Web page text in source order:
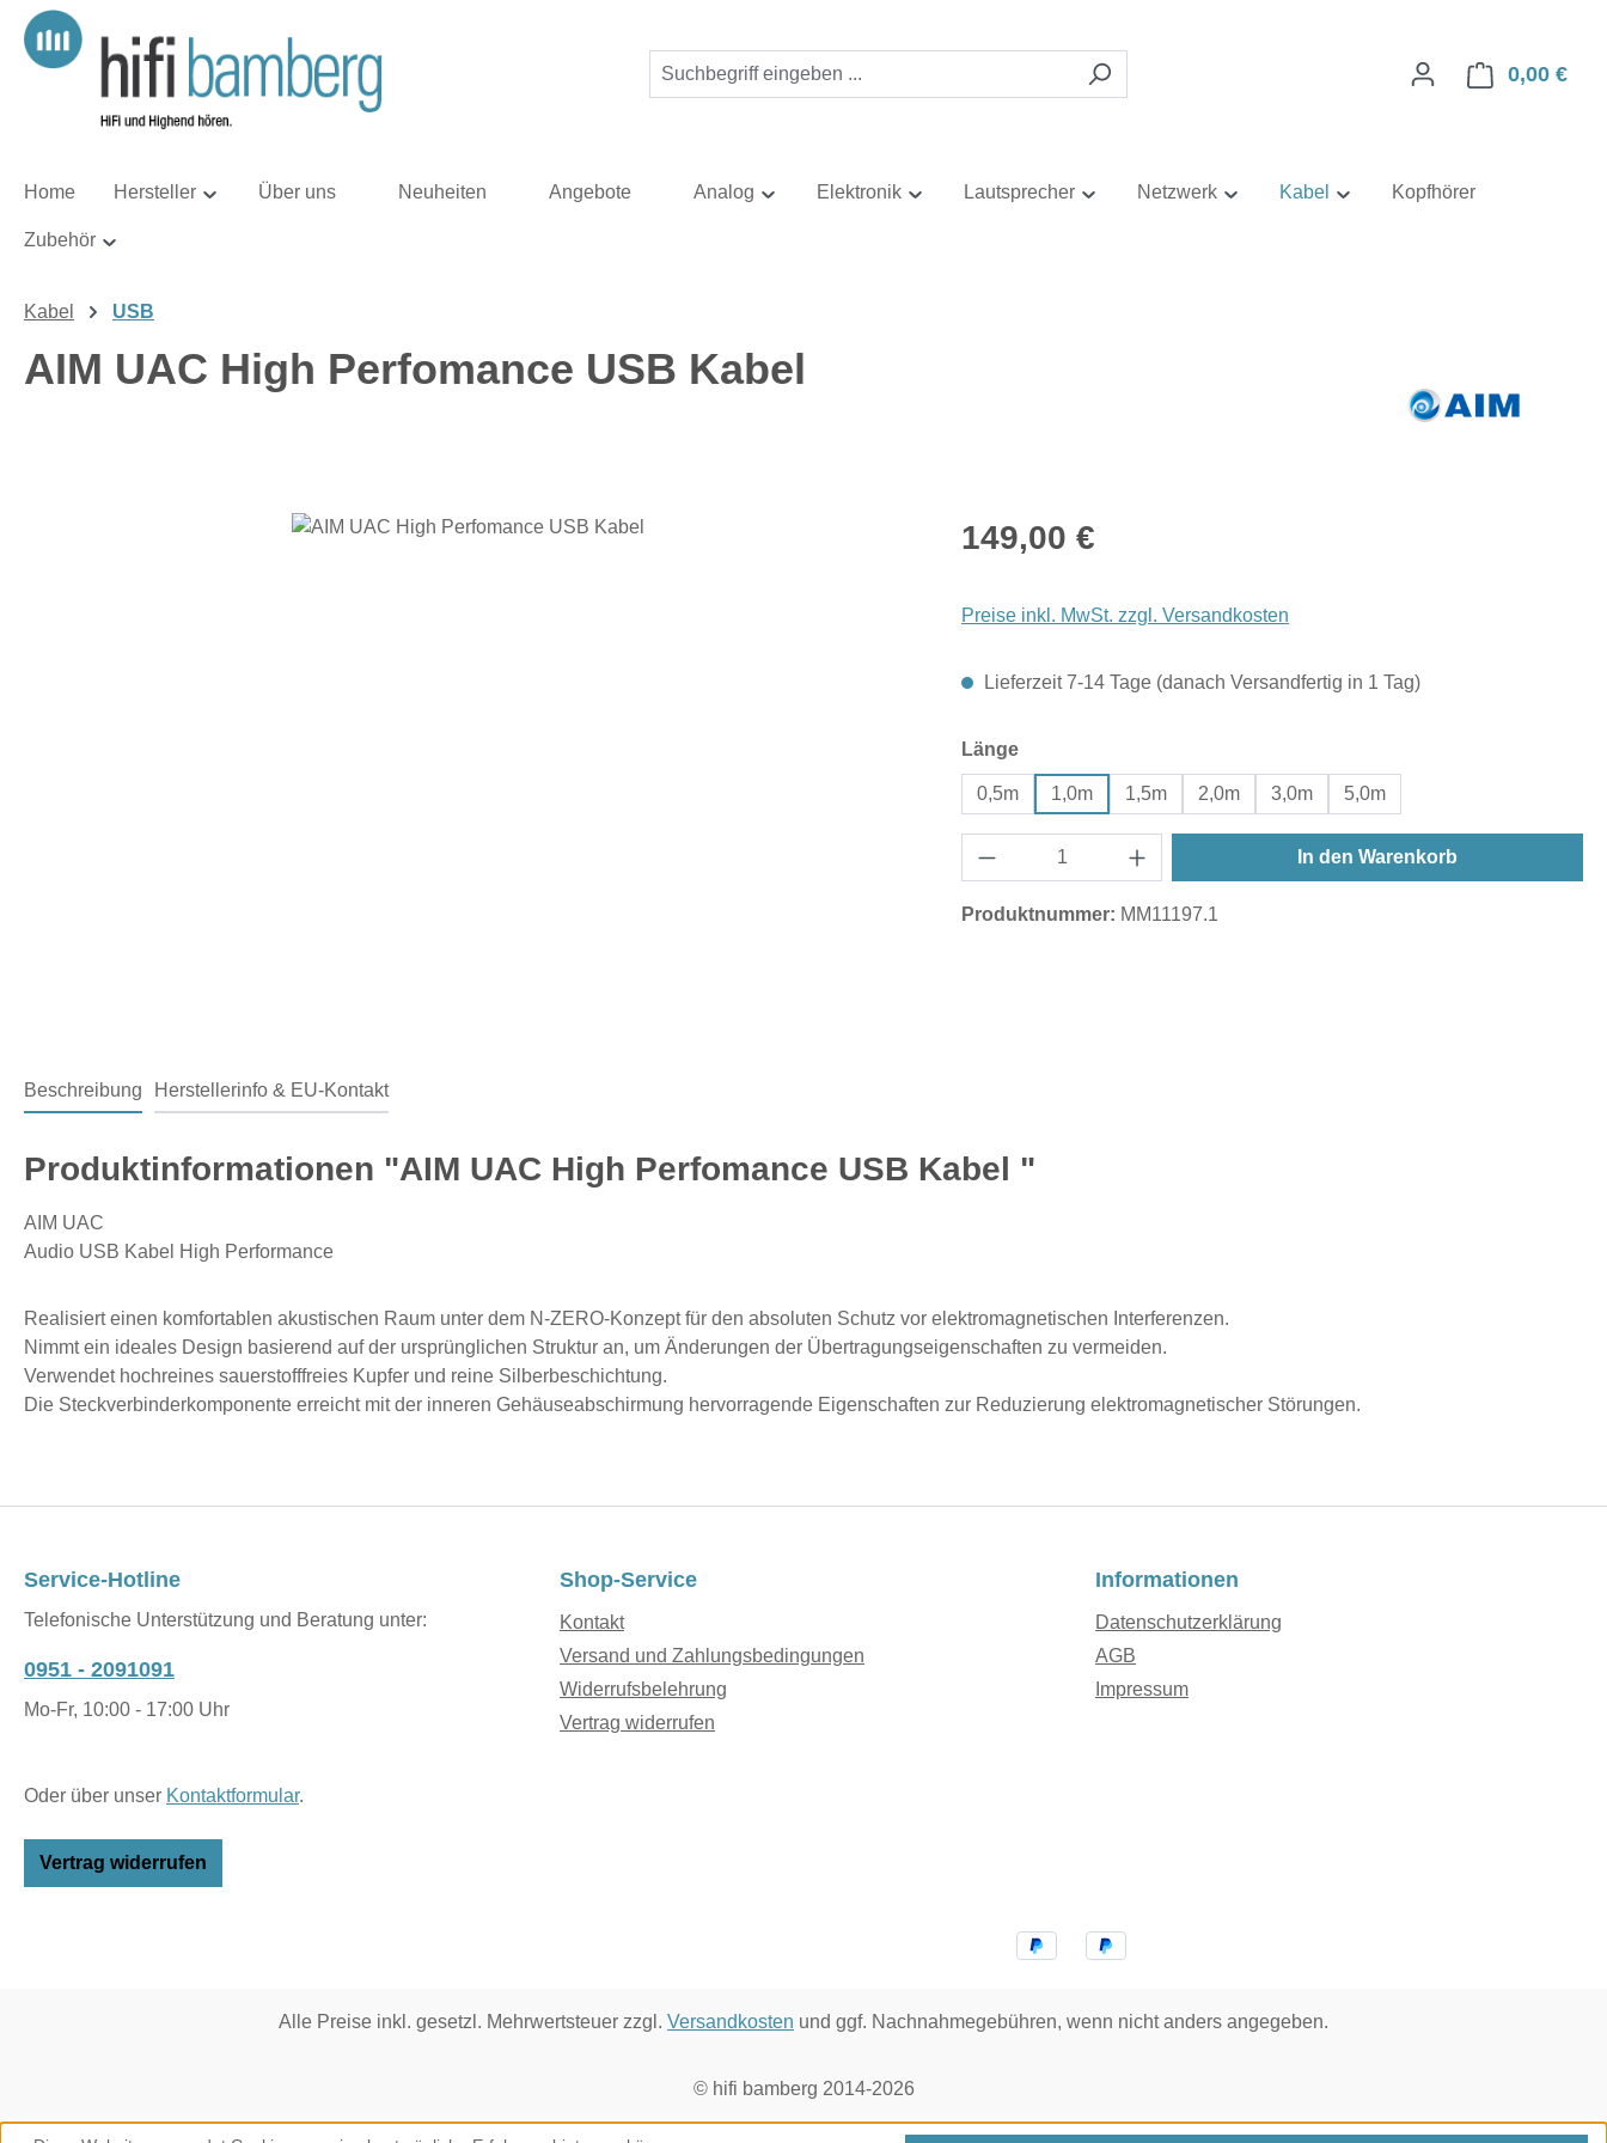
Hauptinhalt springen
Zur Suche springen
Zur Hauptnavigation springen
0,00 €
Home Hersteller Über uns Neuheiten Angebote Analog Elektronik Lautsprecher Netzwerk Kabel Kopfhörer
Zubehör
Kabel USB
AIM UAC High Perfomance USB Kabel
Regulärer Preis:
149,00 €
Preise inkl. MwSt. zzgl. Versandkosten
Lieferzeit 7-14 Tage (danach Versandfertig in 1 Tag)
Längeauswählen
0,5m 1,0m 1,5m 2,0m 3,0m 5,0m
In den Warenkorb
Produktnummer: MM11197.1
Beschreibung Herstellerinfo & EU-Kontakt
Produktinformationen "AIM UAC High Perfomance USB Kabel "
AIM UAC
Audio USB Kabel High Performance
Realisiert einen komfortablen akustischen Raum unter dem N-ZERO-Konzept für den absoluten Schutz vor elektromagnetischen Interferenzen.
Nimmt ein ideales Design basierend auf der ursprünglichen Struktur an, um Änderungen der Übertragungseigenschaften zu vermeiden.
Verwendet hochreines sauerstofffreies Kupfer und reine Silberbeschichtung.
Die Steckverbinderkomponente erreicht mit der inneren Gehäuseabschirmung hervorragende Eigenschaften zur Reduzierung elektromagnetischer Störungen.
Service-Hotline
Telefonische Unterstützung und Beratung unter:
0951 - 2091091
Mo-Fr, 10:00 - 17:00 Uhr
Oder über unser Kontaktformular.
Vertrag widerrufen
Shop-Service
Kontakt
Versand und Zahlungsbedingungen
Widerrufsbelehrung
Vertrag widerrufen
Informationen
Datenschutzerklärung
AGB
Impressum
Alle Preise inkl. gesetzl. Mehrwertsteuer zzgl. Versandkosten und ggf. Nachnahmegebühren, wenn nicht anders angegeben.
© hifi bamberg 2014-2026